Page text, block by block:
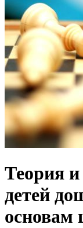
Теория
детей
основам